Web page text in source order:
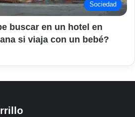
Sociedad
buscar en un hotel en
si viaja con un bebé?